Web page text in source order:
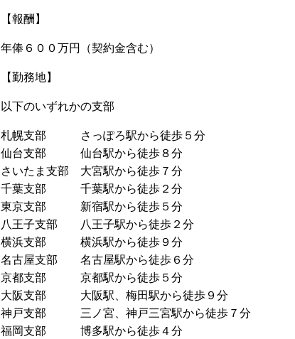
【報酬】
年俸６００万円（契約金含む）
【勤務地】
以下のいずれかの支部
札幌支部 さっぽろ駅から徒歩５分
仙台支部 仙台駅から徒歩８分
さいたま支部 大宮駅から徒歩７分
千葉支部 千葉駅から徒歩２分
東京支部 新宿駅から徒歩５分
八王子支部 八王子駅から徒歩２分
横浜支部 横浜駅から徒歩９分
名古屋支部 名古屋駅から徒歩６分
京都支部 京都駅から徒歩５分
大阪支部 大阪駅、梅田駅から徒歩９分
神戸支部 三ノ宮、神戸三宮駅から徒歩７分
福岡支部 博多駅から徒歩４分